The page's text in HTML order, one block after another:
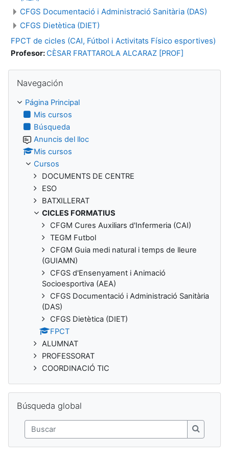
CFGS Documentació i Administració Sanitària (DAS)
CFGS Dietètica (DIET)
FPCT de cicles (CAI, Fútbol i Activitats Físico esportives)
Profesor:CÈSAR FRATTAROLA ALCARAZ [PROF]
Navegación
Página Principal
Mis cursos
Búsqueda
Anuncis del lloc
Mis cursos
Cursos
DOCUMENTS DE CENTRE
ESO
BATXILLERAT
CICLES FORMATIUS
CFGM Cures Auxiliars d'Infermeria (CAI)
TEGM Futbol
CFGM Guia medi natural i temps de lleure
(GUIAMN)
CFGS d'Ensenyament i Animació
Socioesportiva (AEA)
CFGS Documentació i Administració Sanitària
(DAS)
CFGS Dietètica (DIET)
FPCT
ALUMNAT
PROFESSORAT
COORDINACIÓ TIC
Búsqueda global
Buscar
Buscar